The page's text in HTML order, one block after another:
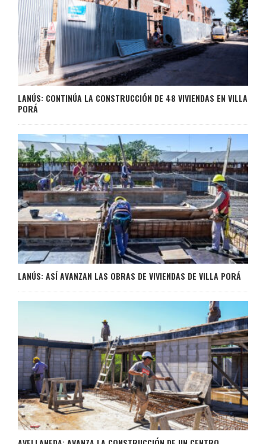
LANÚS: CONTINÚA LA CONSTRUCCIÓN DE 48 VIVIENDAS EN VILLA
PORÁ
LANÚS: ASÍ AVANZAN LAS OBRAS DE VIVIENDAS DE VILLA PORÁ